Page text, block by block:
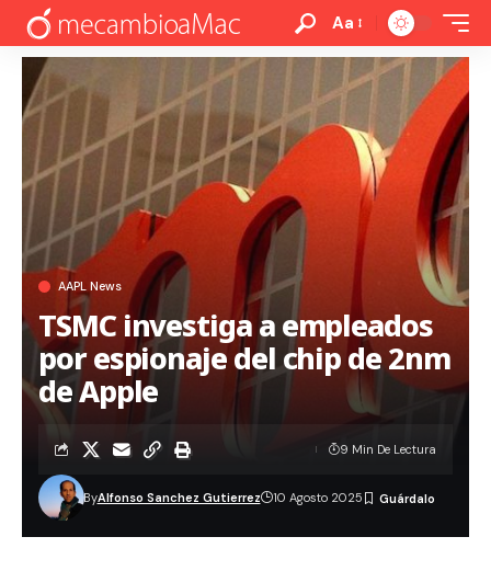
Aa
AAPL News
TSMC investiga a empleados
por espionaje del chip de 2nm
de Apple
ByAlfonso Sanchez Gutierrez 10 Agosto 2025
9 Min De Lectura